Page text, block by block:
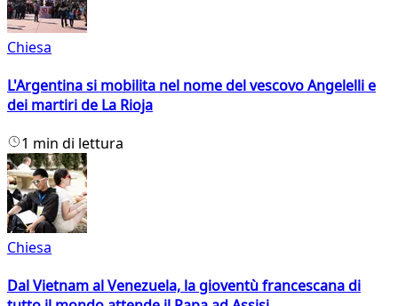
Chiesa
L'Argentina si mobilita nel nome del vescovo Angelelli e
dei martiri de La Rioja
1 min di lettura
Chiesa
Dal Vietnam al Venezuela, la gioventù francescana di